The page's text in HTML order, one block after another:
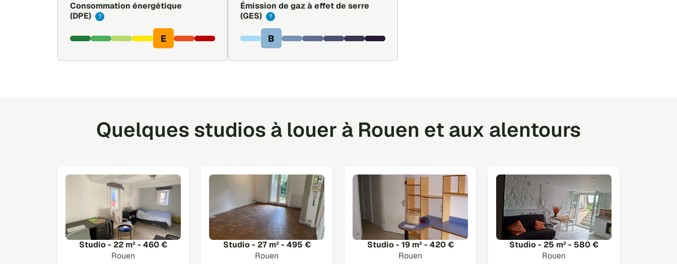
Consommation énergétique
(DPE)
?
E
Émission de gaz à effet de serre
(GES)
?
B
Quelques studios à louer à Rouen et aux alentours
Studio - 22 m² - 460 €
Rouen
Studio - 27 m² - 495 €
Rouen
Studio - 19 m² - 420 €
Rouen
Studio - 25 m² - 580 €
Rouen